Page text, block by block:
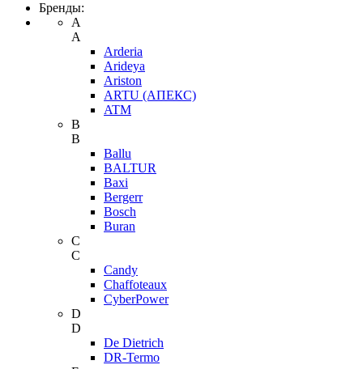
Бренды:
A
A
Arderia
Arideya
Ariston
ARTU (АПЕКС)
ATM
B
B
Ballu
BALTUR
Baxi
Bergerr
Bosch
Buran
C
C
Candy
Chaffoteaux
CyberPower
D
D
De Dietrich
DR-Termo